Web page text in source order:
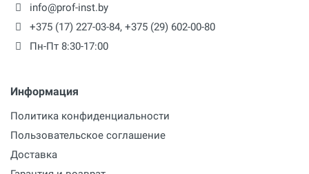
info@prof-inst.by
+375 (17) 227-03-84, +375 (29) 602-00-80
Пн-Пт 8:30-17:00
Информация
Политика конфиденциальности
Пользовательское соглашение
Доставка